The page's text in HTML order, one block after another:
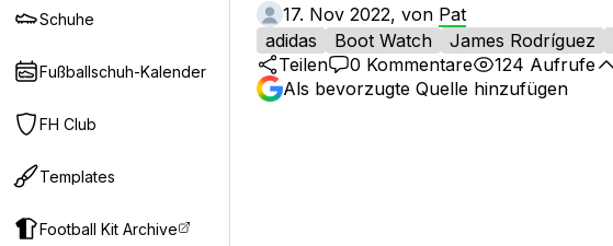
Schuhe
Fußballschuh-Kalender
FH Club
Templates
Football Kit Archive
17. Nov 2022, von Pat
adidas
Boot Watch James Rodríguez
Teilen
0 Kommentare 124 Aufrufe
Als bevorzugte Quelle hinzufügen